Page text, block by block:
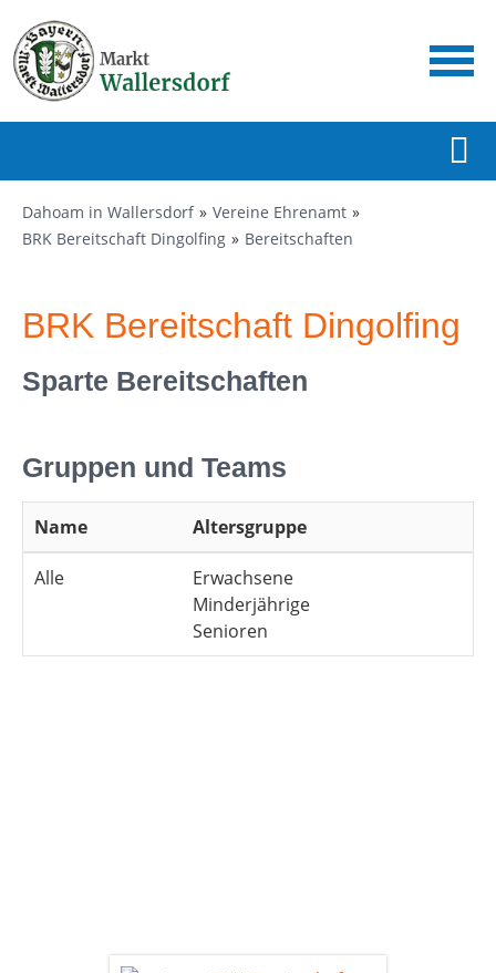
Dahoam in Wallersdorf
Vereine Ehrenamt
BRK Bereitschaft Dingolfing
Bereitschaften
BRK Bereitschaft Dingolfing
Sparte Bereitschaften
Gruppen und Teams
Name Altersgruppe
Alle
Erwachsene
Minderjährige
Senioren